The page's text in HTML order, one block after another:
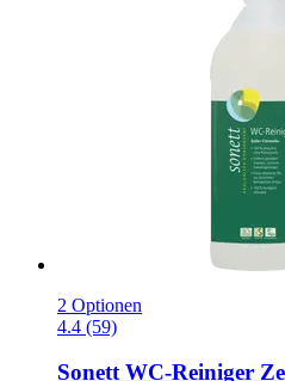
2 Optionen
4.4 (59)
SonettWC-​Reiniger